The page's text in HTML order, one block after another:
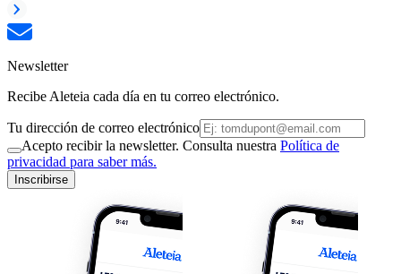
Newsletter
Recibe Aleteia cada día en tu correo electrónico.
Tu dirección de correo electrónico
Acepto recibir la newsletter. Consulta nuestra Política de
privacidad para saber más.
Inscribirse